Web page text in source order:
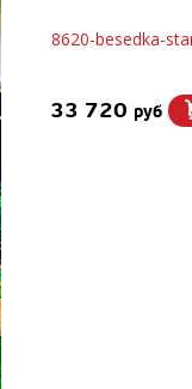
8620-besedka-
33 720 руб